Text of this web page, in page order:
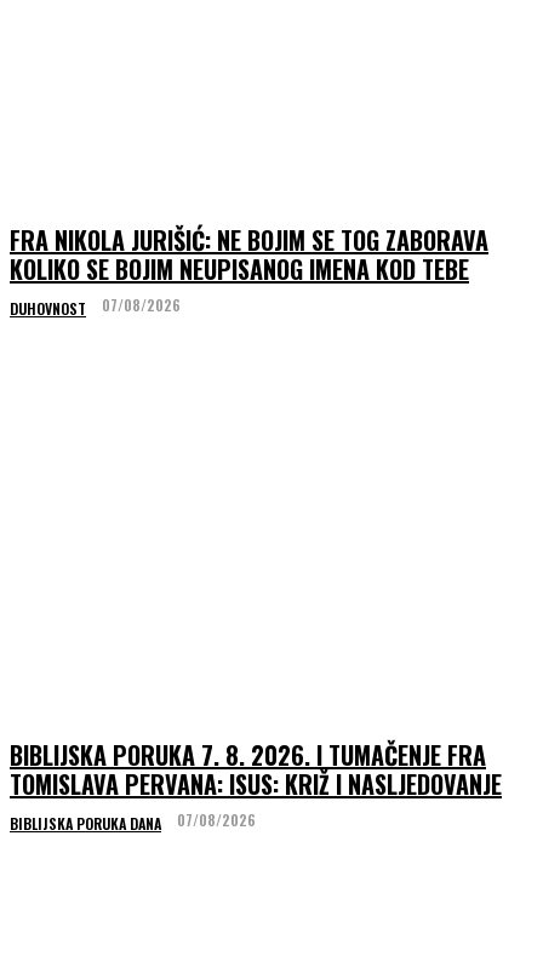
FRA NIKOLA JURIŠIĆ: NE BOJIM SE TOG ZABORAVA
KOLIKO SE BOJIM NEUPISANOG IMENA KOD TEBE
DUHOVNOST 07/08/2026
BIBLIJSKA PORUKA 7. 8. 2026. I TUMAČENJE FRA
TOMISLAVA PERVANA: ISUS: KRIŽ I NASLJEDOVANJE
BIBLIJSKA PORUKA DANA 07/08/2026